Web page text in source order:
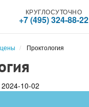
КРУГЛОСУТОЧНО
+7 (495) 324-88-22
Проктология
10-02